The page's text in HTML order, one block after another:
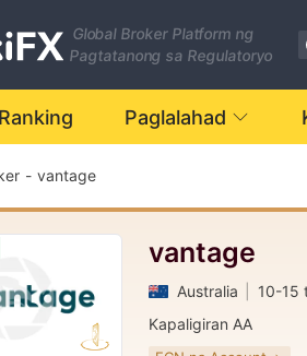
Global Broker Platform ng
Pagtatanong sa Regulatoryo
Ranking Paglalahad
- vantage
vantage
Australia 10-15
Kapaligiran AA